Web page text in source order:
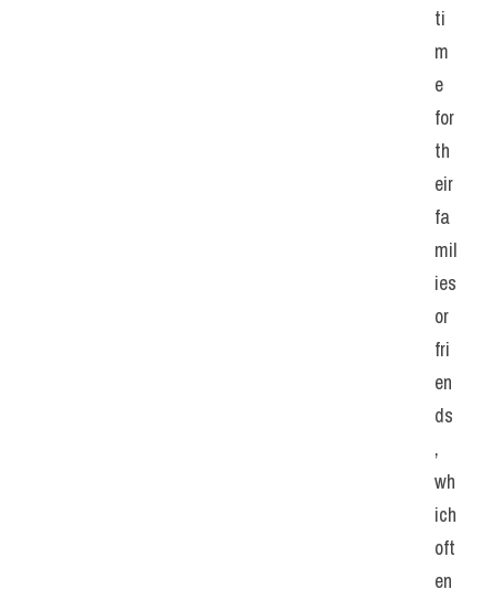
ti
m
e
for
th
eir
fa
mil
ies
or
fri
en
ds
,
wh
ich
oft